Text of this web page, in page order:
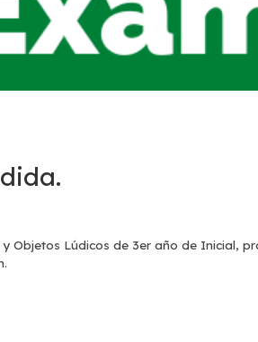
Objetos Lúdicos de 3er año de Inicial,